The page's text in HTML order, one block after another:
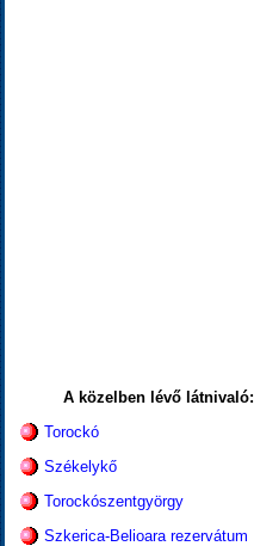
A közelben lévő látnivaló:
Torockó
Székelykő
Torockószentgyörgy
Szkerica-Belioara rezervátum